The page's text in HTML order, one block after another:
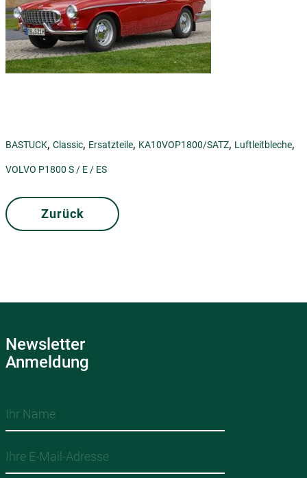
BASTUCK, Classic, Ersatzteile, KA10VOP1800/SATZ, Luftleitbleche,
VOLVO P1800 S / E / ES
Zurück
Newsletter
Anmeldung